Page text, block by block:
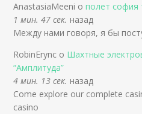
AnastasiaMeeni ополет софия
1 мин. 47 сек. назад
Между нами говоря, я бы
RobinErync о Шахтные
“Амплитуда”
4 мин. 13 сек. назад
Come explore our complete
casino